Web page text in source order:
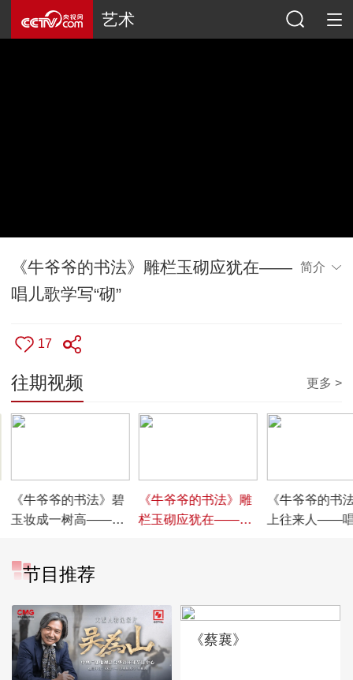
艺术
《牛爷爷的书法》雕栏玉砌应犹在——
唱儿歌学写“砌”
简介
17
往期视频 更多 >
《牛爷爷的书法》碧
玉妆成一树高——唱
《牛爷爷的书法》雕
栏玉砌应犹在——唱
《牛爷爷的书
上往来人——
节目推荐
《蔡襄》